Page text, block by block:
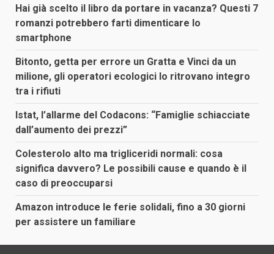
Hai già scelto il libro da portare in vacanza? Questi 7
romanzi potrebbero farti dimenticare lo
smartphone
Bitonto, getta per errore un Gratta e Vinci da un
milione, gli operatori ecologici lo ritrovano integro
tra i rifiuti
Istat, l’allarme del Codacons: “Famiglie schiacciate
dall’aumento dei prezzi”
Colesterolo alto ma trigliceridi normali: cosa
significa davvero? Le possibili cause e quando è il
caso di preoccuparsi
Amazon introduce le ferie solidali, fino a 30 giorni
per assistere un familiare